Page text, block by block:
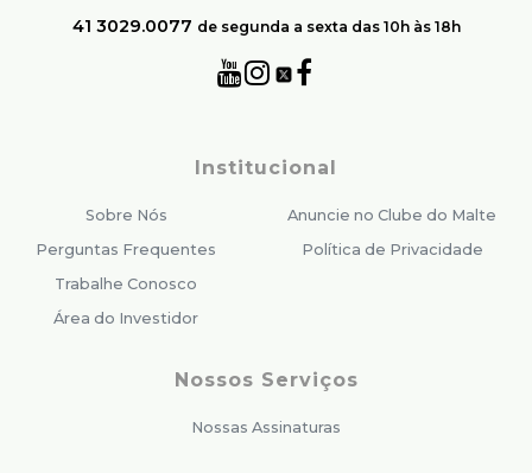
41 3029.0077 de segunda a sexta das 10h às 18h
Institucional
Sobre Nós
Perguntas Frequentes
Trabalhe Conosco
Área do Investidor
Anuncie no Clube do Malte
Política de Privacidade
Nossos Serviços
Nossas Assinaturas